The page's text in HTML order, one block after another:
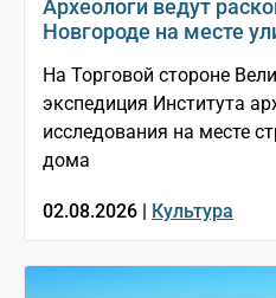
Археологи ведут
Новгороде на месте
На Торговой стороне
экспедиция Института
исследования на месте
дома
02.08.2026 | Культура